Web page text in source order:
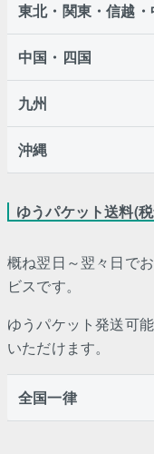
東北・関東・信越
中国・四国
九州
沖縄
ゆうパケット送料(
概ね翌日～翌々日で
ビスです。
ゆうパケット発送可
いただけます。
全国一律